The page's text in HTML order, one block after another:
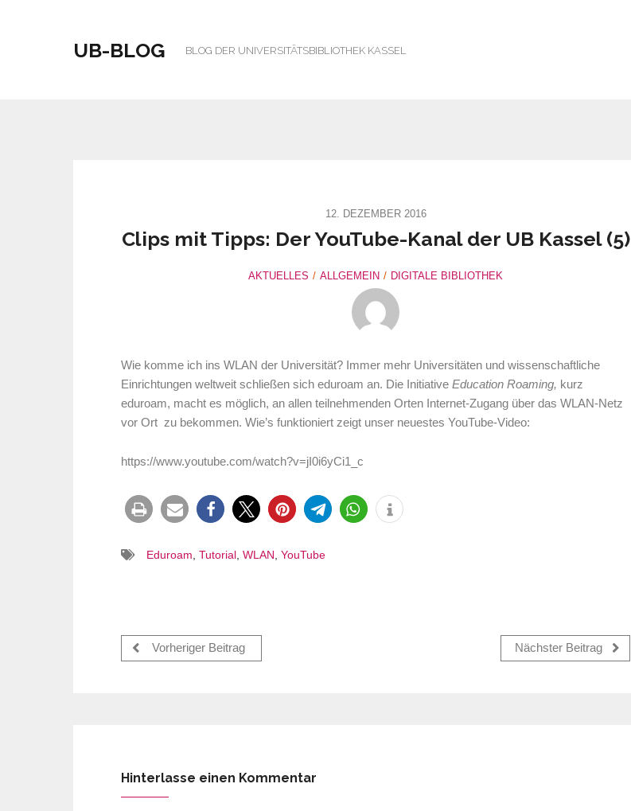
UB-BLOG BLOG DER UNIVERSITÄTSBIBLIOTHEK KASSEL
12. DEZEMBER 2016
Clips mit Tipps: Der YouTube-Kanal der UB Kassel (5)
AKTUELLES ALLGEMEIN DIGITALE BIBLIOTHEK
Wie komme ich ins WLAN der Universität? Immer mehr Universitäten und wissenschaftliche
Einrichtungen weltweit schließen sich eduroam an. Die Initiative Education Roaming, kurz
eduroam, macht es möglich, an allen teilnehmenden Orten Internet-Zugang über das WLAN-Netz
vor Ort zu bekommen. Wie’s funktioniert zeigt unser neuestes YouTube-Video:
https://www.youtube.com/watch?v=jI0i6yCi1_c
Eduroam, Tutorial , WLAN , YouTube
Vorheriger Beitrag Nächster Beitrag
Hinterlasse einen Kommentar